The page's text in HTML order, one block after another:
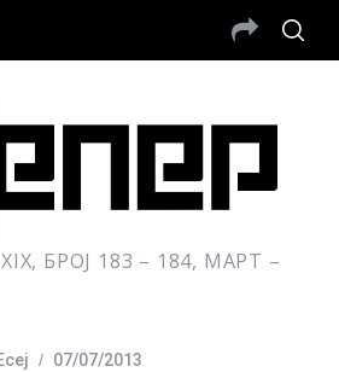
БРОЈ 183 – 184, МАРТ –
07/07/2013